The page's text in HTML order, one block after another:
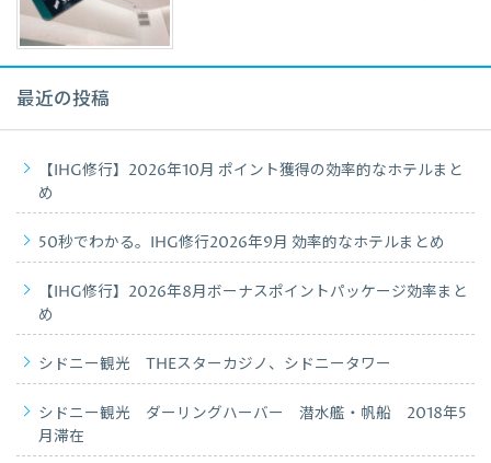
最近の投稿
【IHG修行】2026年10月 ポイント獲得の効率的なホテルまと
め
50秒でわかる。IHG修行2026年9月 効率的なホテルまとめ
【IHG修行】2026年8月ボーナスポイントパッケージ効率まと
め
シドニー観光 THEスターカジノ、シドニータワー
シドニー観光 ダーリングハーバー 潜水艦・帆船 2018年5
月滞在